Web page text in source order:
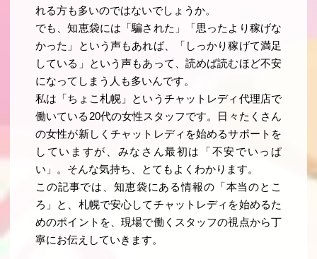
れる方も多いのではないでしょうか。
でも、知恵袋には「騙された」「思ったより稼げな
かった」という声もあれば、「しっかり稼げて満足
している」という声もあって、読めば読むほど不安
になってしまう人も多いんです。
私は「ちょこ札幌」というチャットレディ代理店で
働いている20代の女性スタッフです。日々たくさん
の女性が新しくチャットレディを始めるサポートを
していますが、みなさん最初は「不安でいっぱ
い」。そんな気持ち、とてもよくわかります。
この記事では、知恵袋にある情報の「本当のとこ
ろ」と、札幌で安心してチャットレディを始めるた
めのポイントを、現場で働くスタッフの視点から丁
寧にお伝えしていきます。